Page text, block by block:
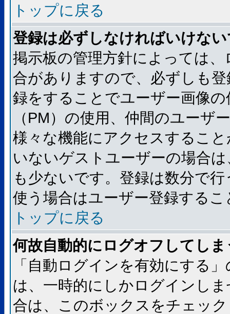
トップに戻る
登録は必ずしなければいけな
掲示板の管理方針によっては
合がありますので、必ずしも
録をすることでユーザー画像
（PM）の使用、仲間のユーザ
様々な機能にアクセスするこ
いないゲストユーザーの場合
も少ないです。登録は数分で
使う場合はユーザー登録する
トップに戻る
何故自動的にログオフしてし
「自動ログインを有効にする
は、一時的にしかログインし
合は、このボックスをチェッ